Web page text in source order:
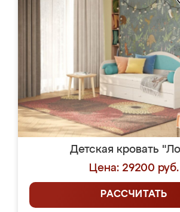
Детская кровать
Цена: 29200 руб.
РАССЧИТАТЬ